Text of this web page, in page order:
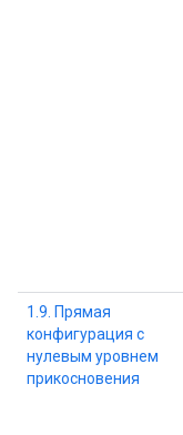
1.9. Прямая
конфигурация с
нулевым уровнем
прикосновения